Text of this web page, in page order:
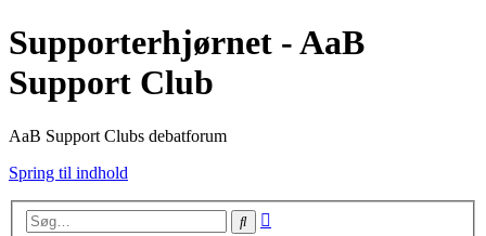
Supporterhjørnet - AaB
Support Club
AaB Support Clubs debatforum
Spring til indhold
Søg